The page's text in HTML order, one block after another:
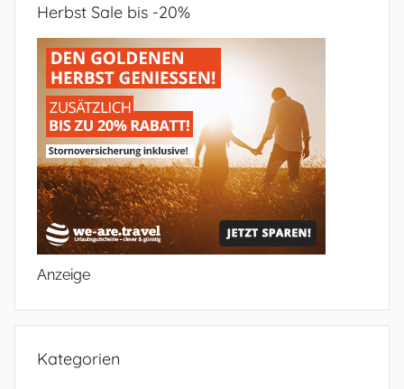
Herbst Sale bis -20%
Anzeige
Kategorien